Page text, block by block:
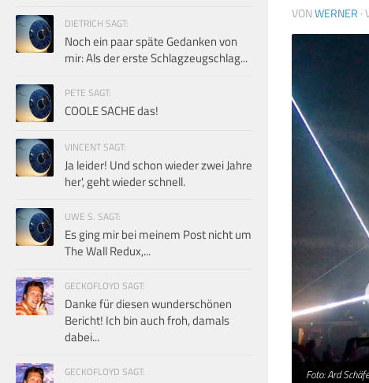
VONWERNER ·
Foto: Ard
DIETRICH SAGT:
Noch ein paar späte Gedanken von
mir: Als der erste Schlagzeugschlag...
PETE SAGT:
COOLE SACHE das!
VINCENT SAGT:
Ja leider! Und schon wieder zwei Jahre
her', geht wieder schnell.
UWE S. SAGT:
Es ging mir bei meinem Post nicht um
The Wall Redux,...
GECKOFLOYD SAGT:
Danke für diesen wunderschönen
Bericht! Ich bin auch froh, damals
dabei...
GECKOFLOYD SAGT: